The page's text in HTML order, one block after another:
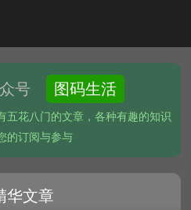
众号 图码生活
五花八门的文章，各种有趣的知识
的订阅与参与
华文章